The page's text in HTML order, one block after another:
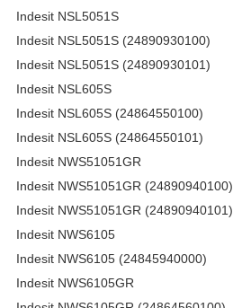
Indesit NSL5051S
Indesit NSL5051S (24890930100)
Indesit NSL5051S (24890930101)
Indesit NSL605S
Indesit NSL605S (24864550100)
Indesit NSL605S (24864550101)
Indesit NWS51051GR
Indesit NWS51051GR (24890940100)
Indesit NWS51051GR (24890940101)
Indesit NWS6105
Indesit NWS6105 (24845940000)
Indesit NWS6105GR